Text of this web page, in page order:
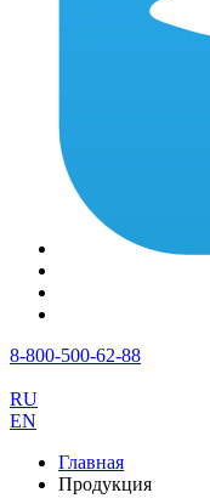
8-800-500-62-88
RU
EN
Главная
Продукция